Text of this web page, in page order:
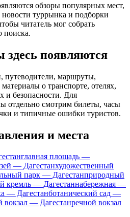
обзоры популярных мест,
туррынка и подборки
читатель мог собрать
поиска.
здесь появляются
путеводители, маршруты,
о транспорте, отелях,
и безопасности. Для
отдельно смотрим билеты, часы
и типичные ошибки туристов.
и места
главная площадь —
— Дагестанхудожественный
парк — Дагестанприродный
кремль — Дагестаннабережная —
— Дагестанботанический сад —
вокзал — Дагестанречной вокзал